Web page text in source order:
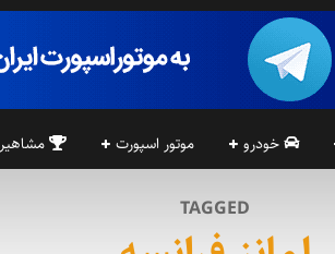
خودرو موتور اسپورت مشاهیر
TAGGED